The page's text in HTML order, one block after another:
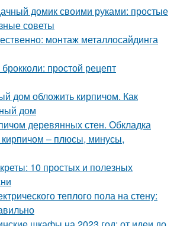
домик своими руками: простые
советы
монтаж металлосайдинга
простой рецепт
дом обложить кирпичом. Как
дом
деревянных стен. Обкладка
– плюсы, минусы,
10 простых и полезных
теплого пола на стену: